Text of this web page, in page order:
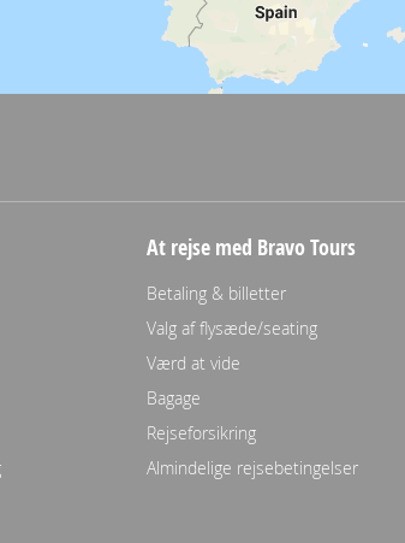
At rejse med Bravo Tours
Betaling & billetter
Valg af flysæde/seating
Værd at vide
Bagage
Rejseforsikring
Almindelige rejsebetingelser